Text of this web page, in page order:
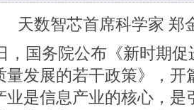
天数智芯首席科学家 郑
，国务院公布《新时期
量发展的若干政策》，开
业是信息产业的核心，是